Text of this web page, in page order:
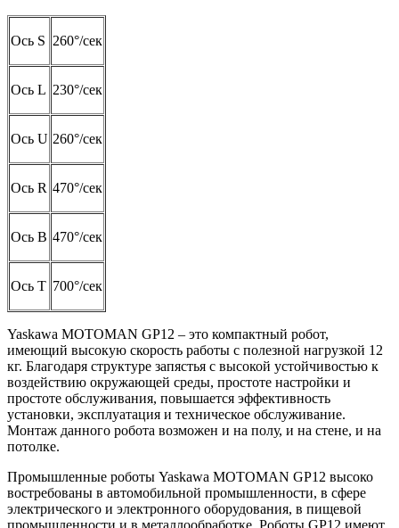
Ось S 260°/сек
Ось L 230°/сек
Ось U 260°/сек
Ось R 470°/сек
Ось B 470°/сек
Ось T 700°/сек
Yaskawa MOTOMAN GP12 – это компактный робот,
имеющий высокую скорость работы с полезной нагрузкой 12
кг. Благодаря структуре запястья с высокой устойчивостью к
воздействию окружающей среды, простоте настройки и
простоте обслуживания, повышается эффективность
установки, эксплуатация и техническое обслуживание.
Монтаж данного робота возможен и на полу, и на стене, и на
потолке.
Промышленные роботы Yaskawa MOTOMAN GP12 высоко
востребованы в автомобильной промышленности, в сфере
электрического и электронного оборудования, в пищевой